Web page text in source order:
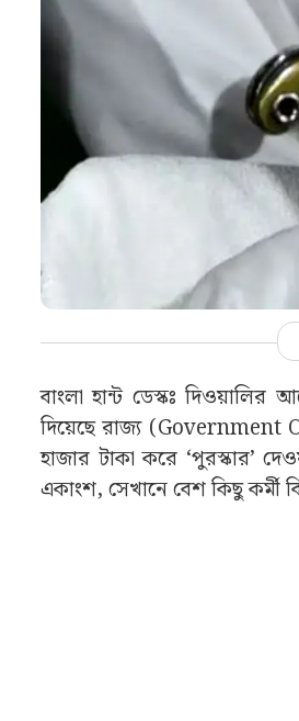
বাংলা হান্ট ডেস্কঃ
দিয়েছে রাজ্য (Government
হাজার টাকা করে ‘পুরস্কার’
একাংশ, সেখানে বেশ কিছু কর্মী